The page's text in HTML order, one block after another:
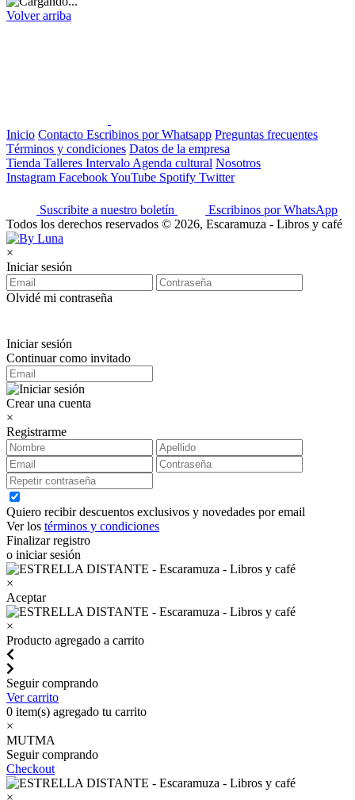
Volver arriba
Inicio Contacto Escribinos por Whatsapp Preguntas frecuentes
Términos y condiciones Datos de la empresa
Tienda Talleres Intervalo Agenda cultural Nosotros
Instagram FacebookYouTube Spotify Twitter
Suscribite a nuestro boletín
Escribinos por WhatsApp
Todos los derechos reservados © 2026, Escaramuza - Libros y café
×
Iniciar sesión
Olvidé mi contraseña
Iniciar sesión
Continuar como invitado
Crear una cuenta
×
Registrarme
Quiero recibir descuentos exclusivos y novedades por email
Ver los términos y condiciones
Finalizar registro
o iniciar sesión
×
Aceptar
×
Producto agregado a carrito
Seguir comprando
Ver carrito
0 item(s) agregado tu carrito
×
MUTMA
Seguir comprando
Checkout
×